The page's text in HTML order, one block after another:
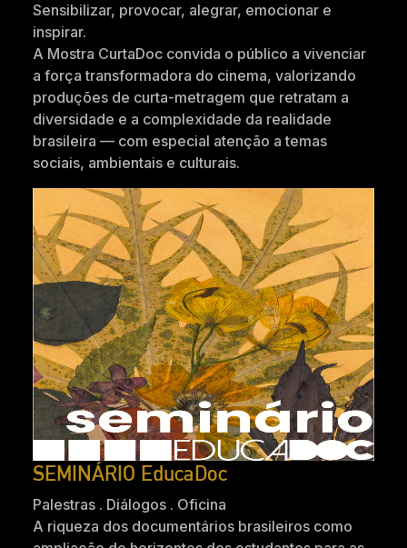
Sensibilizar, provocar, alegrar, emocionar e
inspirar.
A Mostra CurtaDoc convida o público a vivenciar
a força transformadora do cinema, valorizando
produções de curta-metragem que retratam a
diversidade e a complexidade da realidade
brasileira — com especial atenção a temas
sociais, ambientais e culturais.
SEMINÁRIO EducaDoc
Palestras . Diálogos . Oficina
A riqueza dos documentários brasileiros como